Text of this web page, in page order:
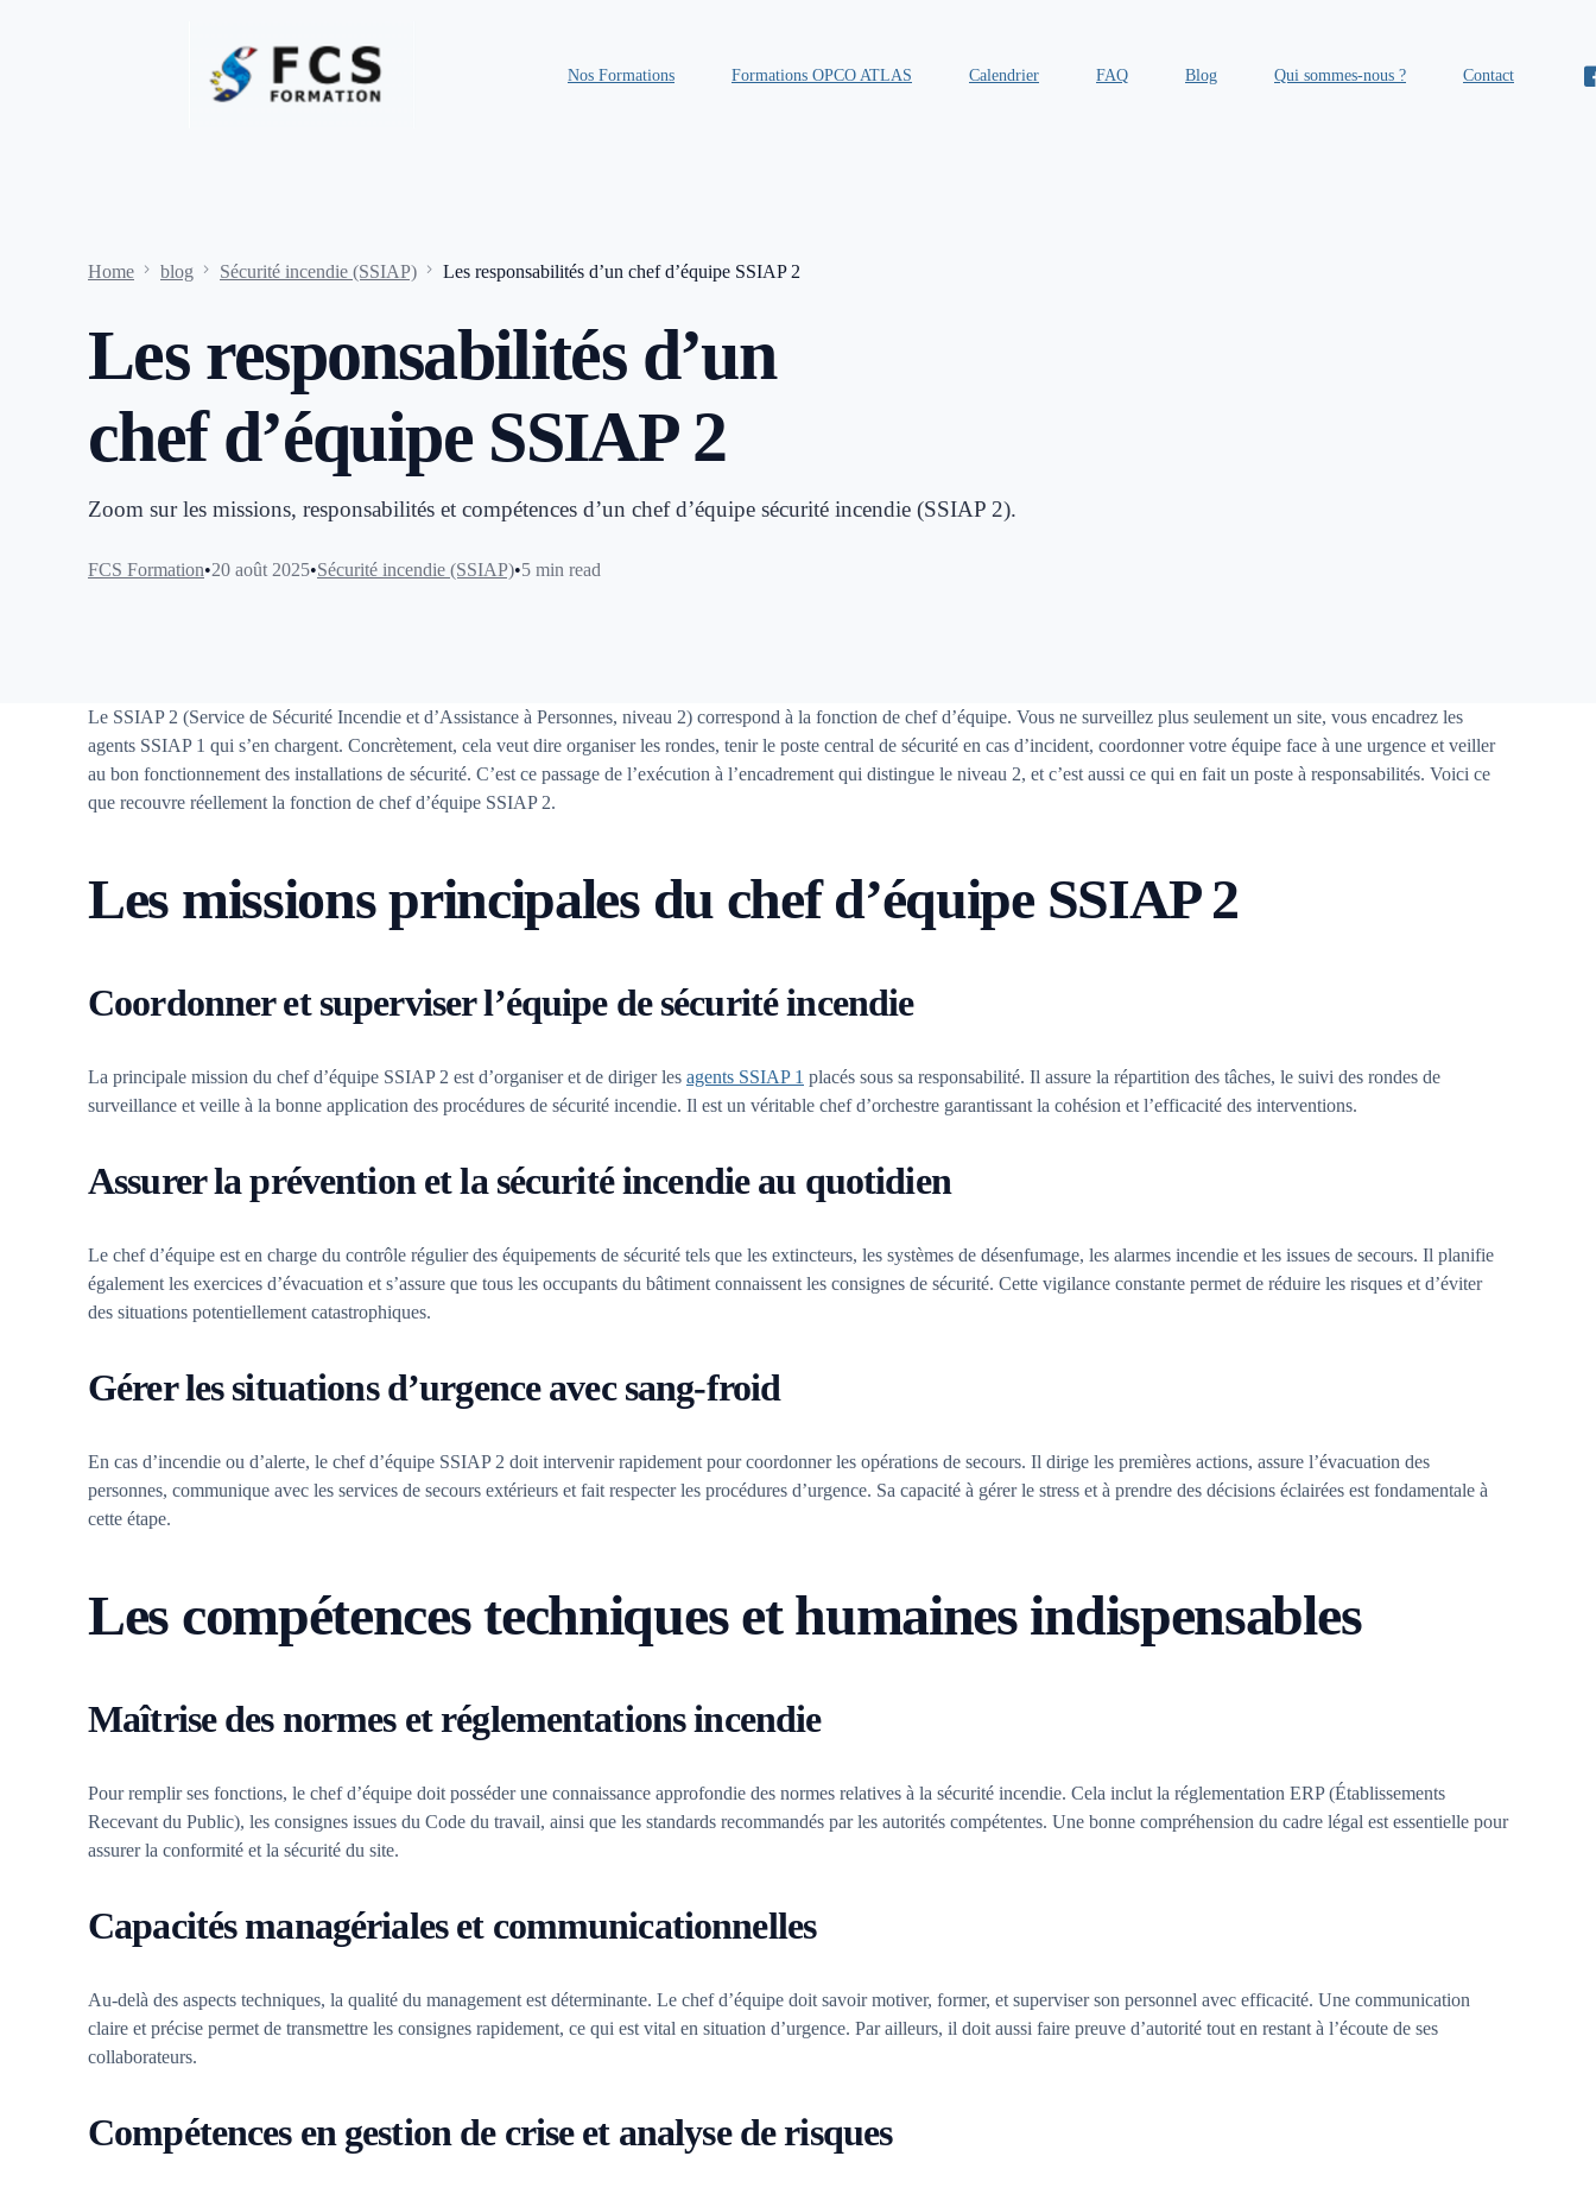
Nos Formations Formations OPCO ATLAS Calendrier FAQ Blog Qui sommes-nous ? Contact
Home blog Sécurité incendie (SSIAP) Les responsabilités d’un chef d’équipe SSIAP 2
Les responsabilités d’un
chef d’équipe SSIAP 2
Zoom sur les missions, responsabilités et compétences d’un chef d’équipe sécurité incendie (SSIAP 2).
FCS Formation 20 août 2025 Sécurité incendie (SSIAP) 5 min read
Le SSIAP 2 (Service de Sécurité Incendie et d’Assistance à Personnes, niveau 2) correspond à la fonction de chef d’équipe. Vous ne surveillez plus seulement un site, vous encadrez les
agents SSIAP 1 qui s’en chargent. Concrètement, cela veut dire organiser les rondes, tenir le poste central de sécurité en cas d’incident, coordonner votre équipe face à une urgence et veiller
au bon fonctionnement des installations de sécurité. C’est ce passage de l’exécution à l’encadrement qui distingue le niveau 2, et c’est aussi ce qui en fait un poste à responsabilités. Voici ce
que recouvre réellement la fonction de chef d’équipe SSIAP 2.
Les missions principales du chef d’équipe SSIAP 2
Coordonner et superviser l’équipe de sécurité incendie
La principale mission du chef d’équipe SSIAP 2 est d’organiser et de diriger les agents SSIAP 1 placés sous sa responsabilité. Il assure la répartition des tâches, le suivi des rondes de
surveillance et veille à la bonne application des procédures de sécurité incendie. Il est un véritable chef d’orchestre garantissant la cohésion et l’efficacité des interventions.
Assurer la prévention et la sécurité incendie au quotidien
Le chef d’équipe est en charge du contrôle régulier des équipements de sécurité tels que les extincteurs, les systèmes de désenfumage, les alarmes incendie et les issues de secours. Il planifie
également les exercices d’évacuation et s’assure que tous les occupants du bâtiment connaissent les consignes de sécurité. Cette vigilance constante permet de réduire les risques et d’éviter
des situations potentiellement catastrophiques.
Gérer les situations d’urgence avec sang-froid
En cas d’incendie ou d’alerte, le chef d’équipe SSIAP 2 doit intervenir rapidement pour coordonner les opérations de secours. Il dirige les premières actions, assure l’évacuation des
personnes, communique avec les services de secours extérieurs et fait respecter les procédures d’urgence. Sa capacité à gérer le stress et à prendre des décisions éclairées est fondamentale à
cette étape.
Les compétences techniques et humaines indispensables
Maîtrise des normes et réglementations incendie
Pour remplir ses fonctions, le chef d’équipe doit posséder une connaissance approfondie des normes relatives à la sécurité incendie. Cela inclut la réglementation ERP (Établissements
Recevant du Public), les consignes issues du Code du travail, ainsi que les standards recommandés par les autorités compétentes. Une bonne compréhension du cadre légal est essentielle pour
assurer la conformité et la sécurité du site.
Capacités managériales et communicationnelles
Au-delà des aspects techniques, la qualité du management est déterminante. Le chef d’équipe doit savoir motiver, former, et superviser son personnel avec efficacité. Une communication
claire et précise permet de transmettre les consignes rapidement, ce qui est vital en situation d’urgence. Par ailleurs, il doit aussi faire preuve d’autorité tout en restant à l’écoute de ses
collaborateurs.
Compétences en gestion de crise et analyse de risques